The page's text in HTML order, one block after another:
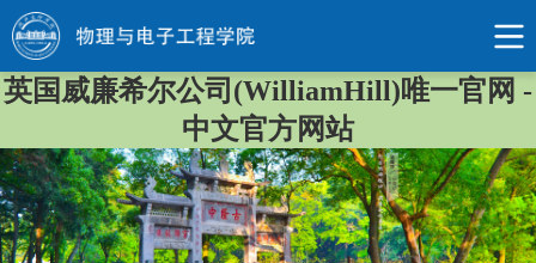
英国威廉希尔公司(WilliamHill)唯一官网 -
中文官方网站